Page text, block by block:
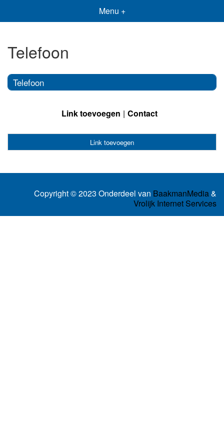
Menu +
Telefoon
Telefoon
Link toevoegen Contact
Link toevoegen
Copyright © 2023 Onderdeel van BaakmanMedia&
Vrolijk Internet Services